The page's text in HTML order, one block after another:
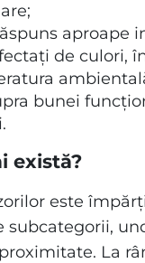
aproape
de culori,
bunei
există?
este
La